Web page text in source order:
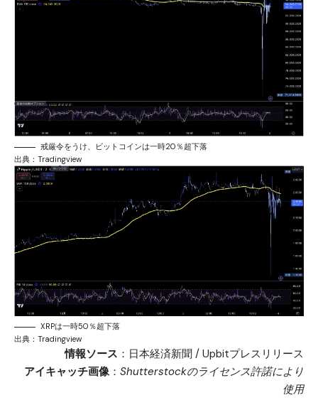
戒厳令をうけ、ビットコインは一時20％超下落
出典：Tradingview
XRPは一時50％超下落
出典：Tradingview
情報ソース ： 日本経済新聞 / Upbitプレスリリース
アイキャッチ画像： Shutterstockのライセンス許諾により
使用